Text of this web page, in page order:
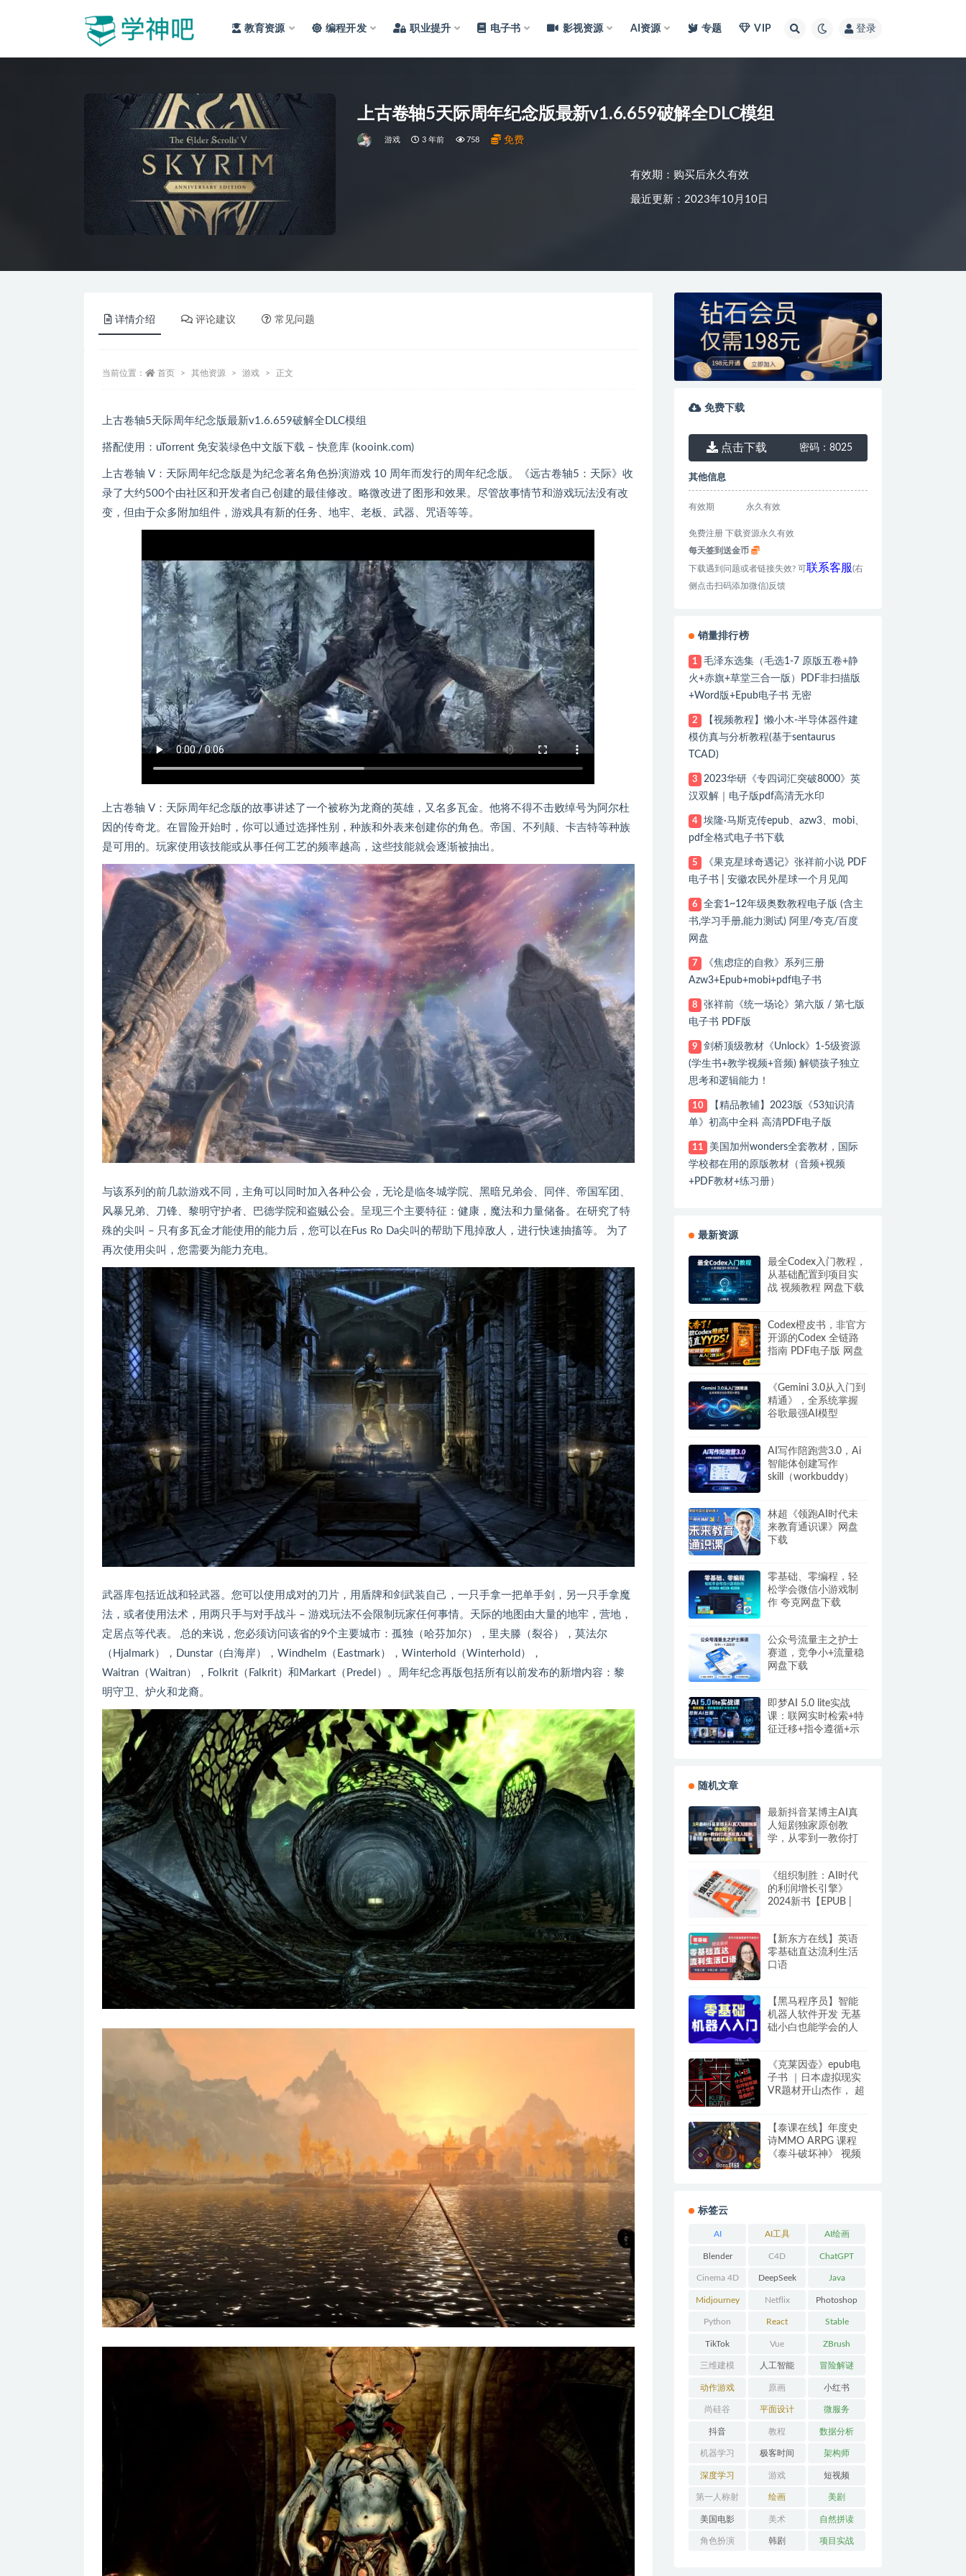
教育资源 编程开发 职业提升 电子书 影视资源 AI资源 专题 VIP 登录
上古卷轴5天际周年纪念版最新v1.6.659破解全DLC模组
游戏 3 年前 758 免费
有效期：购买后永久有效
最近更新：2023年10月10日
详情介绍 评论建议 常见问题
当前位置： 首页 其他资源 游戏 正文
上古卷轴5天际周年纪念版最新v1.6.659破解全DLC模组
搭配使用：uTorrent 免安装绿色中文版下载 – 快意库 (kooink.com)
上古卷轴 V：天际周年纪念版是为纪念著名角色扮演游戏 10 周年而发行的周年纪念版。《远古卷轴5：天际》收
录了大约500个由社区和开发者自己创建的最佳修改。略微改进了图形和效果。尽管故事情节和游戏玩法没有改
变，但由于众多附加组件，游戏具有新的任务、地牢、老板、武器、咒语等等。
上古卷轴 V：天际周年纪念版的故事讲述了一个被称为龙裔的英雄，又名多瓦金。他将不得不击败绰号为阿尔杜
因的传奇龙。在冒险开始时，你可以通过选择性别，种族和外表来创建你的角色。帝国、不列颠、卡吉特等种族
是可用的。玩家使用该技能或从事任何工艺的频率越高，这些技能就会逐渐被抽出。
与该系列的前几款游戏不同，主角可以同时加入各种公会，无论是临冬城学院、黑暗兄弟会、同伴、帝国军团、
风暴兄弟、刀锋、黎明守护者、巴德学院和盗贼公会。呈现三个主要特征：健康，魔法和力量储备。在研究了特
殊的尖叫 – 只有多瓦金才能使用的能力后，您可以在Fus Ro Da尖叫的帮助下甩掉敌人，进行快速抽搐等。 为了
再次使用尖叫，您需要为能力充电。
武器库包括近战和轻武器。您可以使用成对的刀片，用盾牌和剑武装自己，一只手拿一把单手剑，另一只手拿魔
法，或者使用法术，用两只手与对手战斗 – 游戏玩法不会限制玩家任何事情。天际的地图由大量的地牢，营地，
定居点等代表。 总的来说，您必须访问该省的9个主要城市：孤独（哈芬加尔），里夫滕（裂谷），莫法尔
（Hjalmark），Dunstar（白海岸），Windhelm（Eastmark），Winterhold（Winterhold），
Waitran（Waitran），Folkrit（Falkrit）和Markart（Predel）。周年纪念再版包括所有以前发布的新增内容：黎
明守卫、炉火和龙裔。
免费下载
点击下载 密码： 8025
其他信息
有效期 永久有效
免费注册 下载资源永久有效
每天签到送金币
下载遇到问题或者链接失效? 可联系客服(右
侧点击扫码添加微信)反馈
销量排行榜
1
毛泽东选集（毛选1-7 原版五卷+静
火+赤旗+草堂三合一版）PDF非扫描版
+Word版+Epub电子书 无密
2
【视频教程】懒小木-半导体器件建
模仿真与分析教程(基于sentaurus
TCAD)
3
2023华研《专四词汇突破8000》英
汉双解｜电子版pdf高清无水印
4
埃隆·马斯克传epub、azw3、mobi、
pdf全格式电子书下载
5
《果克星球奇遇记》张祥前小说 PDF
电子书 | 安徽农民外星球一个月见闻
6
全套1~12年级奥数教程电子版 (含主
书,学习手册,能力测试) 阿里/夸克/百度
网盘
7
《焦虑症的自救》系列三册
Azw3+Epub+mobi+pdf电子书
8
张祥前《统一场论》第六版 / 第七版
电子书 PDF版
9
剑桥顶级教材《Unlock》1-5级资源
(学生书+教学视频+音频) 解锁孩子独立
思考和逻辑能力！
10
【精品教辅】2023版《53知识清
单》初高中全科 高清PDF电子版
11
美国加州wonders全套教材，国际
学校都在用的原版教材（音频+视频
+PDF教材+练习册）
最新资源
最全Codex入门教程，
从基础配置到项目实
战 视频教程 网盘下载
Codex橙皮书，非官方
开源的Codex 全链路
指南 PDF电子版 网盘
《Gemini 3.0从入门到
精通》，全系统掌握
谷歌最强AI模型
AI写作陪跑营3.0，Ai
智能体创建写作
skill（workbuddy）
林超《领跑AI时代未
来教育通识课》网盘
下载
零基础、零编程，轻
松学会微信小游戏制
作 夸克网盘下载
公众号流量主之护士
赛道，竞争小+流量稳
网盘下载
即梦AI 5.0 lite实战
课：联网实时检索+特
征迁移+指令遵循+示
随机文章
最新抖音某博主AI真
人短剧独家原创教
学，从零到一教你打
《组织制胜：AI时代
的利润增长引擎》
2024新书【EPUB |
【新东方在线】英语
零基础直达流利生活
口语
【黑马程序员】智能
机器人软件开发 无基
础小白也能学会的人
《克莱因壶》epub电
子书 ｜日本虚拟现实
VR题材开山杰作， 超
【泰课在线】年度史
诗MMO ARPG 课程
《泰斗破坏神》 视频
标签云
AI AI工具 AI绘画
Blender C4D ChatGPT
Cinema 4D DeepSeek Java
Midjourney Netflix Photoshop
Python React Stable
Diffusion
TikTok Vue ZBrush
三维建模 人工智能 冒险解谜
AVG
动作游戏
ACT
原画 小红书
尚硅谷 平面设计 微服务
抖音 教程 数据分析
机器学习 极客时间 架构师
深度学习 游戏 短视频
第一人称射
击FPS
绘画 美剧
美国电影 美术 自然拼读
角色扮演 韩剧 项目实战